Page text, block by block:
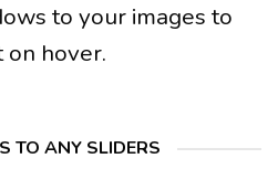
to your images to
on hover.
TO ANY SLIDERS